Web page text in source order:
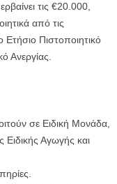
τις €20.000,
από τις
Πιστοποιητικό
Ανεργίας.
σε Ειδική Μονάδα,
Αγωγής και